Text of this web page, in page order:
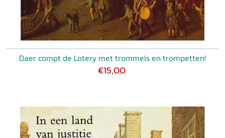
Daer compt de Lotery met trommels en trompetten!
€15,00